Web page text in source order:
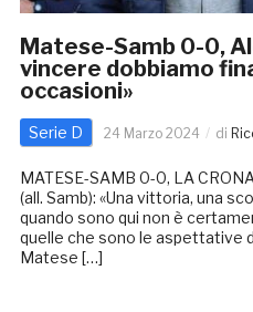
Matese-Samb 0-0,
vincere dobbiamo
occasioni»
Serie D 24 Marzo 2024 di
MATESE-SAMB 0-0, LA
(all. Samb): «Una vittoria, una
quando sono qui non è
quelle che sono le aspettative
Matese […]